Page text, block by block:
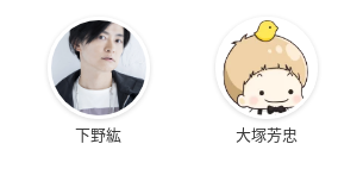
下野紘 大塚芳忠